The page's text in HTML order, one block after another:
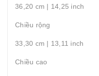
36,20 cm | 14,25 inch
Chiều rộng
33,30 cm | 13,11 inch
Chiều cao